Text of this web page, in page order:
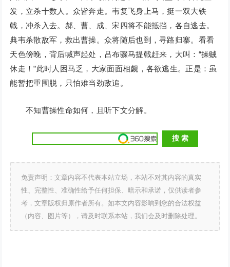
发，立杀十数人。众皆奔走。韦复飞身上马，挺一双大铁
戟，冲杀入去。郝、曹、成、宋四将不能抵挡，各自逃去。
典韦杀散敌军，救出曹操。众将随后也到，寻路归寨。看看
天色傍晚，背后喊声起处，吕布骤马提戟赶来，大叫：“操贼
休走！”此时人困马乏，大家面面相觑，各欲逃生。正是：虽
能暂把重围脱，只怕难当劲敌追。
不知曹操性命如何，且听下文分解。
免责声明：文章内容不代表本站立场，本站不对其内容的真实
性、完整性、准确性给予任何担保、暗示和承诺，仅供读者参
考，文章版权归原作者所有。如本文内容影响到您的合法权益
（内容、图片等），请及时联系本站，我们会及时删除处理。